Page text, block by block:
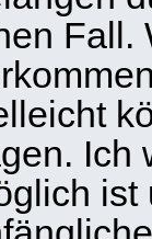
Fall.
Ich
ist